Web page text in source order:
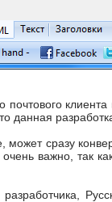
сразу
важно, так